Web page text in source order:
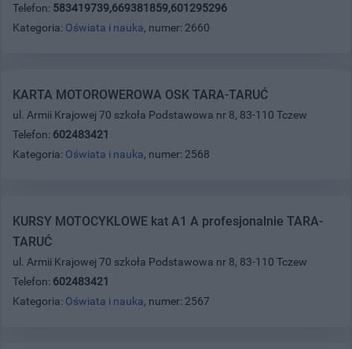
Telefon: 583419739,669381859,601295296
Kategoria: Oświata i nauka, numer: 2660
KARTA MOTOROWEROWA OSK TARA-TARUĆ
ul. Armii Krajowej 70 szkoła Podstawowa nr 8, 83-110 Tczew
Telefon: 602483421
Kategoria: Oświata i nauka, numer: 2568
KURSY MOTOCYKLOWE kat A1 A profesjonalnie TARA-
TARUĆ
ul. Armii Krajowej 70 szkoła Podstawowa nr 8, 83-110 Tczew
Telefon: 602483421
Kategoria: Oświata i nauka, numer: 2567